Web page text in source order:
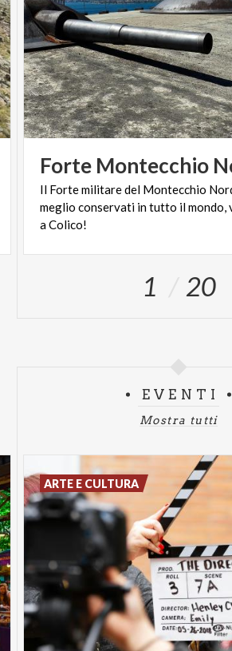
Forte Montecchio
Il Forte militare del Montecchio
meglio conservati in tutto il mondo,
a Colico!
1 20
EVENTI
Mostra tutti
ARTE E CULTURA